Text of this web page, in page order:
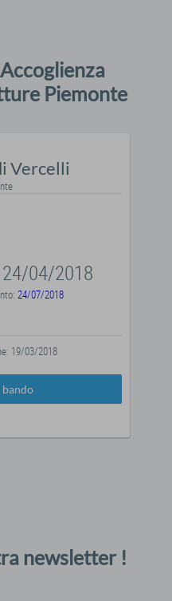
Piemonte
Vercelli
24/04/2018
24/07/2018
19/03/2018
newsletter !